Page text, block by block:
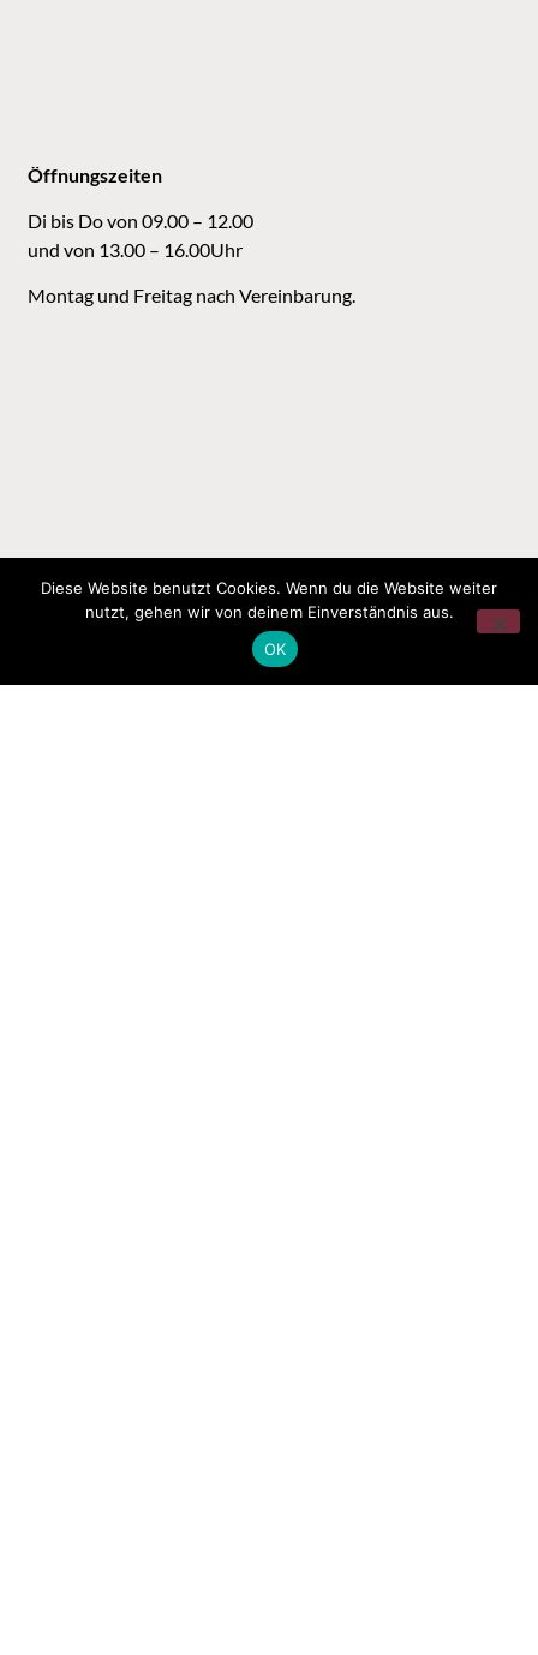
Öffnungszeiten
Di bis Do von 09.00 – 12.00
und von 13.00 – 16.00Uhr
Montag und Freitag nach Vereinbarung.
Diese Website benutzt Cookies. Wenn du die Website weiter
nutzt, gehen wir von deinem Einverständnis aus.
OK